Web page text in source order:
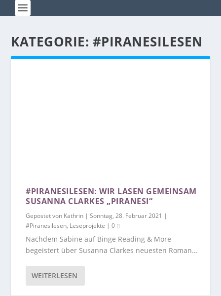
KATEGORIE: #PIRANESILESEN
#PIRANESILESEN: WIR LASEN GEMEINSAM
SUSANNA CLARKES „PIRANESI“
Gepostet von Kathrin |Sonntag, 28. Februar 2021 |
#Piranesilesen, Leseprojekte |0
Nachdem Sabine auf Binge Reading & More
begeistert über Susanna Clarkes neuesten Roman...
WEITERLESEN